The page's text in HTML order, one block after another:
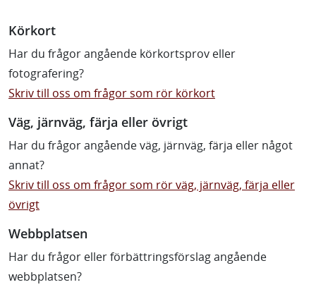
Körkort
Har du frågor angående körkortsprov eller
fotografering?
Skriv till oss om frågor som rör körkort
Väg, järnväg, färja eller övrigt
Har du frågor angående väg, järnväg, färja eller något
annat?
Skriv till oss om frågor som rör väg, järnväg, färja eller
övrigt
Webbplatsen
Har du frågor eller förbättringsförslag angående
webbplatsen?